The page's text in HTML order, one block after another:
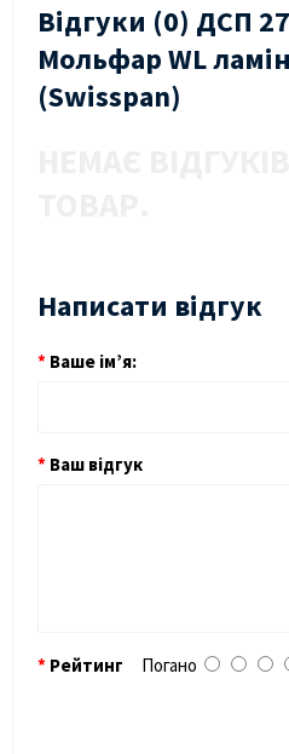
Відгуки (0) ДСП
Мольфар WL
(Swisspan)
Написати відгук
Ваше ім’я:
Ваш відгук
Рейтинг Погано